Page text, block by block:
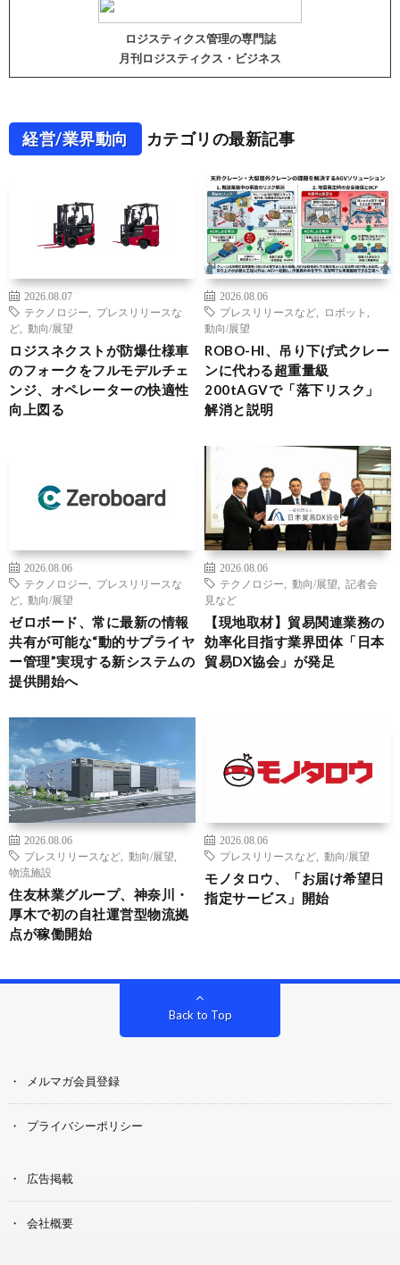
ロジスティクス管理の専門誌
月刊ロジスティクス・ビジネス
経営/業界動向 カテゴリの最新記事
2026.08.07
テクノロジー
プレスリリースな
ど
動向/展望
ロジスネクストが防爆仕様車
のフォークをフルモデルチェ
ンジ、オペレーターの快適性
向上図る
2026.08.06
プレスリリースなど
ロボット
動向/展望
ROBO-HI、吊り下げ式クレー
ンに代わる超重量級
200tAGVで「落下リスク」
解消と説明
2026.08.06
テクノロジー
プレスリリースな
ど
動向/展望
ゼロボード、常に最新の情報
共有が可能な“動的サプライヤ
ー管理”実現する新システムの
提供開始へ
2026.08.06
テクノロジー
動向/展望
記者会
見など
【現地取材】貿易関連業務の
効率化目指す業界団体「日本
貿易DX協会」が発足
2026.08.06
プレスリリースなど
動向/展望
物流施設
住友林業グループ、神奈川・
厚木で初の自社運営型物流拠
点が稼働開始
2026.08.06
プレスリリースなど
動向/展望
モノタロウ、「お届け希望日
指定サービス」開始
Back to Top
メルマガ会員登録
プライバシーポリシー
広告掲載
会社概要